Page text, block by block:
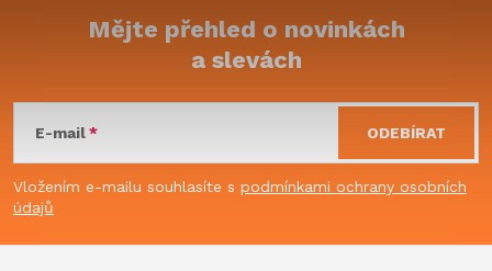
p
a
Mějte přehled o novinkách
a slevách
E-mail
Vložením e-mailu souhlasíte s podmínkami ochrany osobních
údajů
ODEBÍRAT